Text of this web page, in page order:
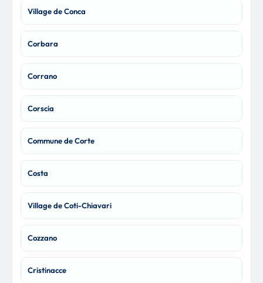
Village de Conca
Corbara
Corrano
Corscia
Commune de Corte
Costa
Village de Coti-Chiavari
Cozzano
Cristinacce